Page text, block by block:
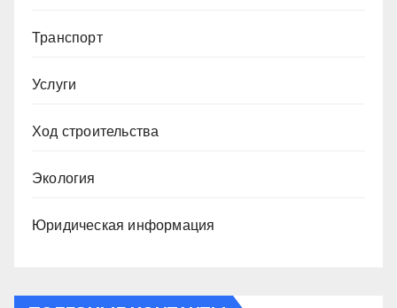
Транспорт
Услуги
Ход строительства
Экология
Юридическая информация